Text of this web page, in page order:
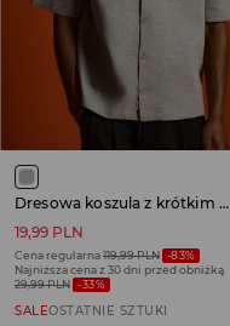
Dresowa koszula z krótkim rękawem jasnoszara
19,99 PLN
Cena regularna119,99 PLN -83%
Najniższa cena z 30 dni przed obniżką
29,99 PLN -33%
SALEOSTATNIE SZTUKI